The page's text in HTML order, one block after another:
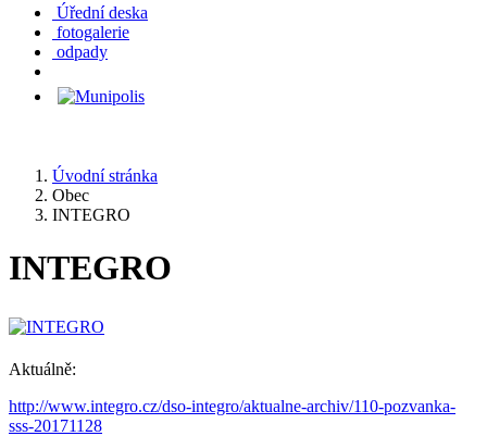
Úřední deska
fotogalerie
odpady
Úvodní stránka
Obec
INTEGRO
INTEGRO
Aktuálně:
http://www.integro.cz/dso-integro/aktualne-archiv/110-pozvanka-
sss-20171128